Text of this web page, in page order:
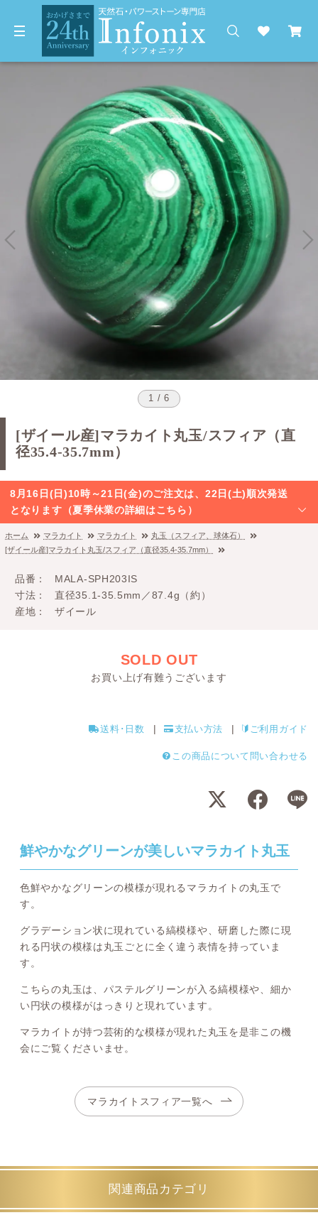
1 / 6
[ザイール産]マラカイト丸玉/スフィア（直
径35.4-35.7mm）
8月16日(日)10時～21日(金)のご注文は、22日(土)順次発送
となります（夏季休業の詳細はこちら）
ホーム マラカイト マラカイト
丸玉（スフィア、球体石）
[ザイール産]マラカイト丸玉/スフィア（直径35.4-35.7mm）
品番
MALA-SPH203IS
寸法
直径35.1-35.5mm／87.4g（約）
産地
ザイール
SOLD OUT
お買い上げ有難うございます
送料･日数 支払い方法 ご利用ガイド
この商品について問い合わせる
鮮やかなグリーンが美しいマラカイト丸玉
色鮮やかなグリーンの模様が現れるマラカイトの丸玉で
す。
グラデーション状に現れている縞模様や、研磨した際に現
れる円状の模様は丸玉ごとに全く違う表情を持っていま
す。
こちらの丸玉は、パステルグリーンが入る縞模様や、細か
い円状の模様がはっきりと現れています。
マラカイトが持つ芸術的な模様が現れた丸玉を是非この機
会にご覧くださいませ。
マラカイトスフィア一覧へ
関連商品カテゴリ